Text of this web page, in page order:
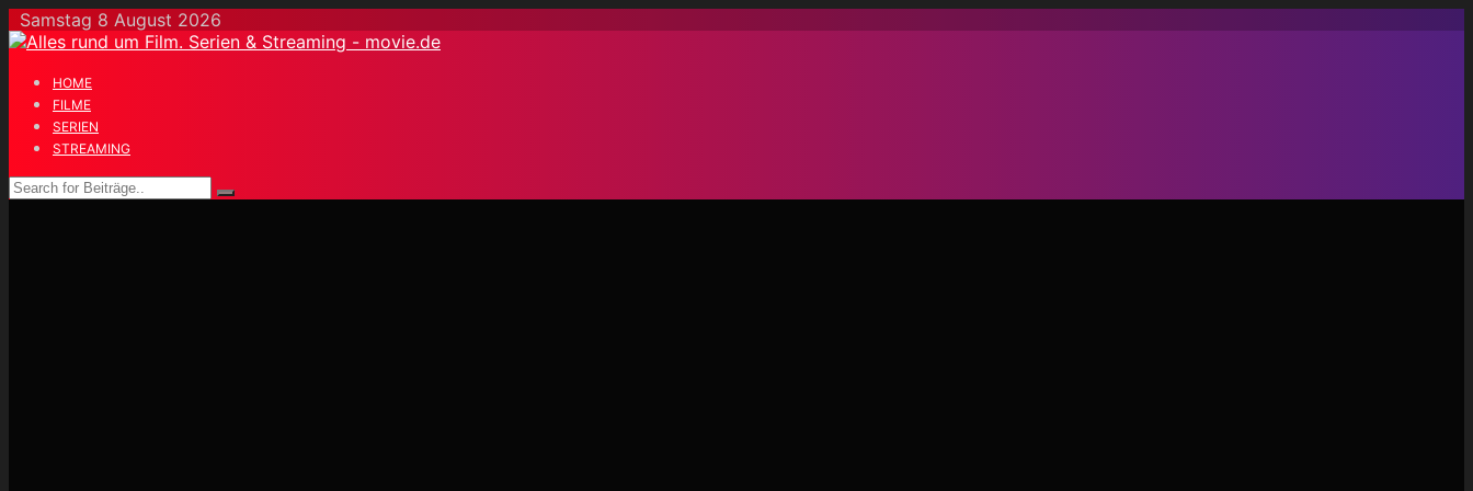
Skip
to
Samstag 8 August 2026
HOME
FILME
SERIEN
STREAMING